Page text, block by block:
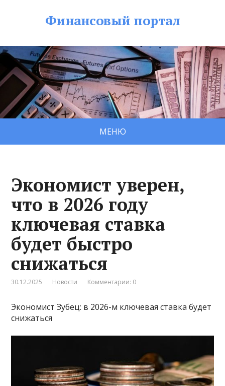
Финансовый портал
МЕНЮ
Экономист уверен,
что в 2026 году
ключевая ставка
будет быстро
снижаться
30.12.2025 Новости Комментарии: 0
Экономист Зубец: в 2026-м ключевая ставка будет
снижаться